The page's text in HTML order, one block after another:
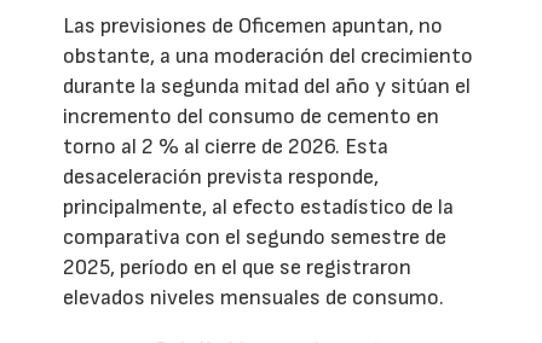
Las previsiones de Oficemen apuntan, no
obstante, a una moderación del crecimiento
durante la segunda mitad del año y sitúan el
incremento del consumo de cemento en
torno al 2 % al cierre de 2026. Esta
desaceleración prevista responde,
principalmente, al efecto estadístico de la
comparativa con el segundo semestre de
2025, período en el que se registraron
elevados niveles mensuales de consumo.